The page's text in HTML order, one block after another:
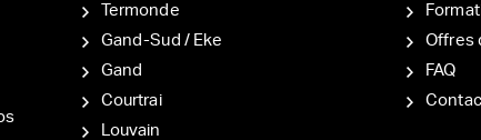
Termonde
Gand-Sud / Eke
Gand
Courtrai
Louvain
Offres
FAQ